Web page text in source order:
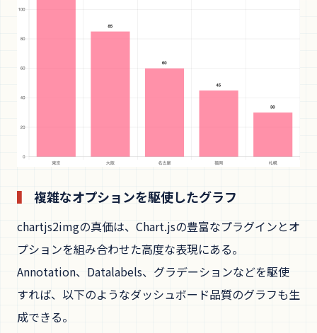
複雑なオプションを駆使したグラフ
chartjs2imgの真価は、Chart.jsの豊富なプラグインとオ
プションを組み合わせた高度な表現にある。
Annotation、Datalabels、グラデーションなどを駆使
すれば、以下のようなダッシュボード品質のグラフも生
成できる。